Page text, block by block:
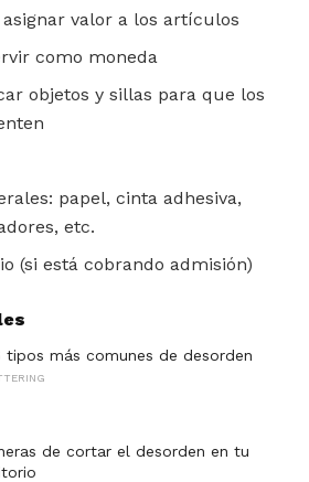
valor a los artículos
como moneda
objetos y sillas para que los
papel, cinta adhesiva,
etc.
(si está cobrando admisión)
tipos más comunes de desorden
de cortar el desorden en tu